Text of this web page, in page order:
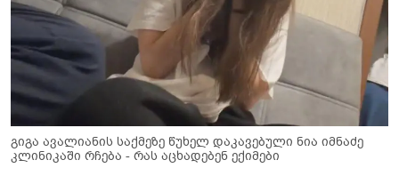
გიგა ავალიანის საქმეზე წუხელ დაკავებული ნია იმნაძე
კლინიკაში რჩება - რას აცხადებენ ექიმები